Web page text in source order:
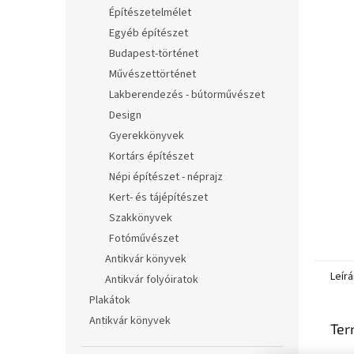
Építészetelmélet
Egyéb építészet
Budapest-történet
Művészettörténet
Lakberendezés - bútorművészet
Design
Gyerekkönyvek
Kortárs építészet
Népi építészet - néprajz
Kert- és tájépítészet
Szakkönyvek
Fotóművészet
Antikvár könyvek
Antikvár folyóiratok
Plakátok
Antikvár könyvek